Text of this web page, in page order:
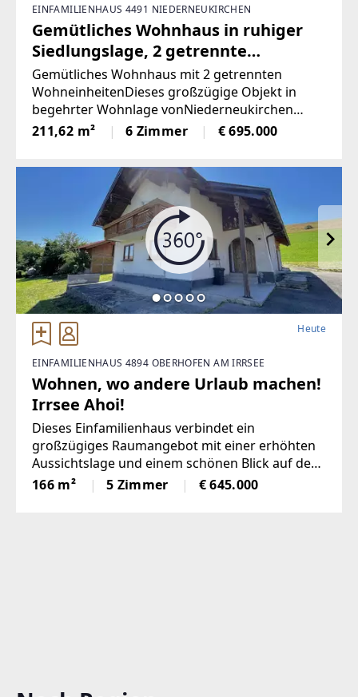
EINFAMILIENHAUS 4491 NIEDERNEUKIRCHEN
Gemütliches Wohnhaus in ruhiger
Siedlungslage, 2 getrennte
Wohneinheiten
Gemütliches Wohnhaus mit 2 getrennten
WohneinheitenDieses großzügige Objekt in
begehrter Wohnlage vonNiederneukirchen
überzeugt durch seine durchdachte
Raumaufteilung, guteAusstattung und ein
211,62 m² 6 Zimmer € 695.000
Heute
EINFAMILIENHAUS 4894 OBERHOFEN AM IRRSEE
Wohnen, wo andere Urlaub machen!
Irrsee Ahoi!
Dieses Einfamilienhaus verbindet ein
großzügiges Raumangebot mit einer erhöhten
Aussichtslage und einem schönen Blick auf den
Irrsee aus dem Obergeschoss. Auf ca. 166 m²
Wohnfläche eröffnet sich Ihnen ein Zuhause mit
166 m² 5 Zimmer € 645.000